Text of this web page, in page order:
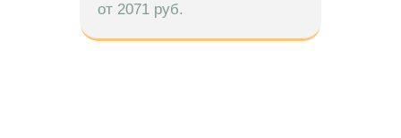
от 2071 руб.